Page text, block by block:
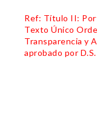
Ref: Título II:
Texto Único
Transparencia y
aprobado por